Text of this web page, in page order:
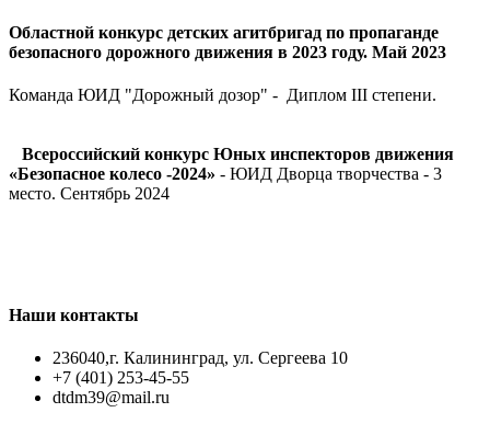
Областной конкурс детских агитбригад по пропаганде
безопасного дорожного движения в 2023 году. Май 2023
Команда ЮИД "Дорожный дозор" - Диплом III степени.
Всероссийский конкурс Юных инспекторов движения
«Безопасное колесо -2024» - ЮИД Дворца творчества - 3
место. Сентябрь 2024
Наши контакты
236040,г. Калининград, ул. Сергеева 10
+7 (401) 253-45-55
dtdm39@mail.ru